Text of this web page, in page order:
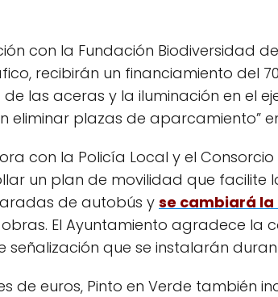
con la Fundación Biodiversidad
recibirán un financiamiento del
las aceras y la iluminación en el
eliminar plazas de aparcamiento”
con la Policía Local y el
un plan de movilidad que facilite
de autobús y se cambiará la
El Ayuntamiento agradece la
señalización que se instalarán
de euros, Pinto en Verde también